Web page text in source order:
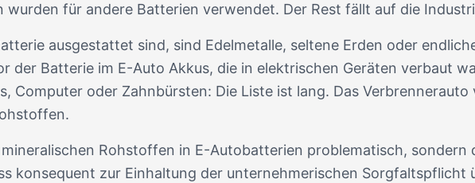
für andere Batterien verwendet. Der Rest fällt auf die
ausgestattet sind, sind Edelmetalle, seltene Erden oder
der Batterie im E-Auto Akkus, die in elektrischen Geräten verbaut
Computer oder Zahnbürsten: Die Liste ist lang. Das
Rohstoffen in E-Autobatterien problematisch, sondern
konsequent zur Einhaltung der unternehmerischen Sorgfaltspflicht